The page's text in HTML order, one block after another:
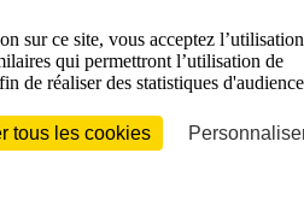
TechnologiesIndustries
sur ce site, vous acceptez l’utilisation
qui permettront l’utilisation de
de réaliser des statistiques d'audience
tous les cookies